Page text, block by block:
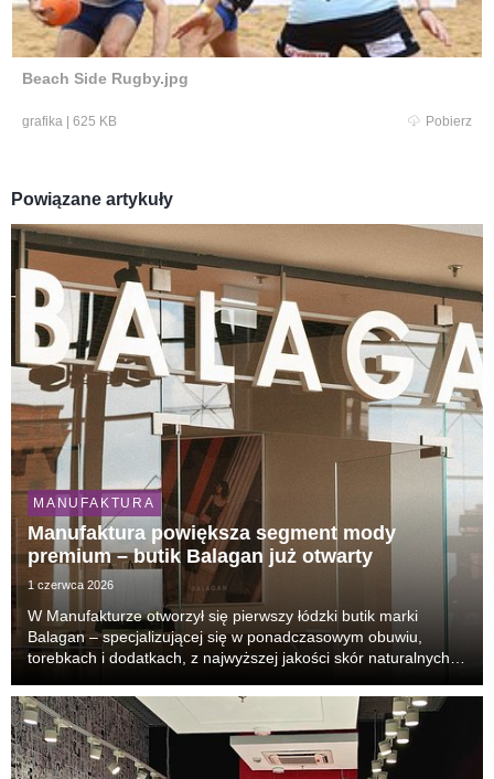
Beach Side Rugby.jpg
grafika 625 KB Pobierz
Powiązane artykuły
MANUFAKTURA
Manufaktura powiększa segment mody
premium – butik Balagan już otwarty
1 czerwca 2026
W Manufakturze otworzył się pierwszy łódzki butik marki
Balagan – specjalizującej się w ponadczasowym obuwiu,
torebkach i dodatkach, z najwyższej jakości skór naturalnych.
handlowej.